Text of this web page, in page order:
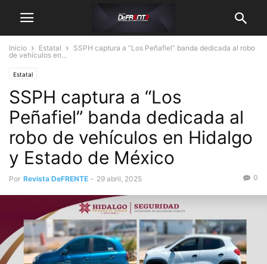
Inicio Estatal
SSPH captura a “Los Peñafiel” banda dedicada al robo
de vehículos en...
Estatal
SSPH captura a “Los
Peñafiel” banda dedicada al
robo de vehículos en Hidalgo
y Estado de México
Por Revista DeFRENTE - 29 abril, 2025 0